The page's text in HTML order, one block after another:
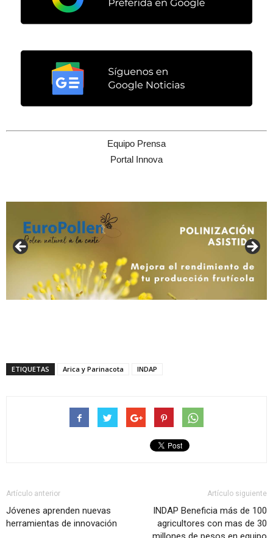
Equipo Prensa
Portal Innova
ETIQUETAS Arica y Parinacota INDAP
Artículo anterior
Jóvenes aprenden nuevas
herramientas de innovación
Artículo siguiente
INDAP Beneficia más de 100
agricultores con mas de 30